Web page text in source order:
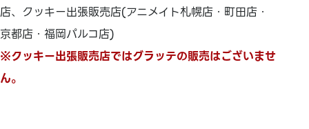
店、クッキー出張販売店(アニメイト札幌店・町田店・
京都店・福岡パルコ店)
※クッキー出張販売店ではグラッテの販売はございませ
ん。